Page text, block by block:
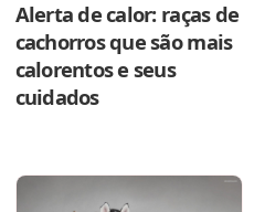
Alerta de calor: raças de
cachorros que são mais
calorentos e seus
cuidados